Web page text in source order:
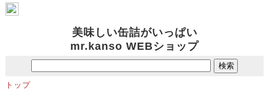
美味しい缶詰がいっぱい
mr.kanso WEBショップ
トップ